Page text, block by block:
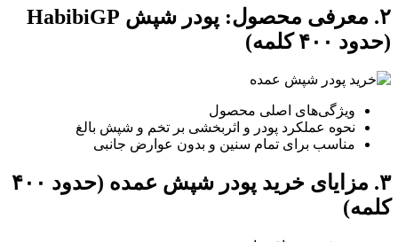
۲. معرفی محصول: پودر شپش HabibiGP
(حدود ۴۰۰ کلمه)
ویژگی‌های اصلی محصول
نحوه عملکرد پودر و اثربخشی بر تخم و شپش بالغ
مناسب برای تمام سنین و بدون عوارض جانبی
۳. مزایای خرید پودر شپش عمده (حدود ۴۰۰
کلمه)